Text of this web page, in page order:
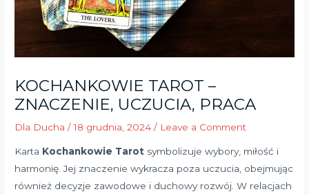
KOCHANKOWIE TAROT –
ZNACZENIE, UCZUCIA, PRACA
Dla Ducha /18 grudnia, 2024/ Leave a Comment
Karta Kochankowie Tarot symbolizuje wybory, miłość i
harmonię. Jej znaczenie wykracza poza uczucia, obejmując
również decyzje zawodowe i duchowy rozwój. W relacjach